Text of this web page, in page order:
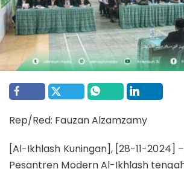
Rep/Red: Fauzan Alzamzamy
[Al-Ikhlash Kuningan], [28-11-2024]
Pesantren Modern Al-Ikhlash